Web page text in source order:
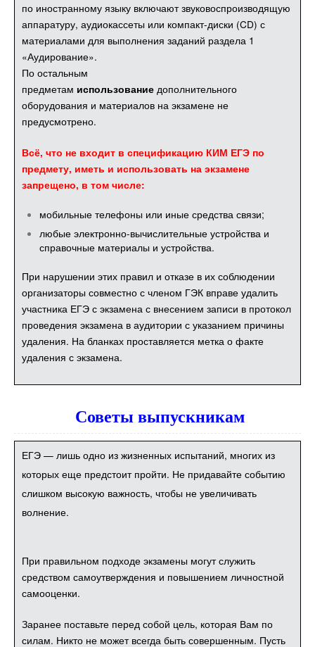
по иностранному языку включают звуковоспроизводящую
аппаратуру, аудиокассеты или компакт-диски (CD) с
материалами для выполнения заданий раздела 1
«Аудирование».
По остальным
предметам использование дополнительного
оборудования и материалов на экзамене не
предусмотрено.
Всё, что не входит в спецификацию КИМ ЕГЭ по
предмету, иметь и использовать на экзамене
запрещено, в том числе:
мобильные телефоны или иные средства связи;
любые электронно-вычислительные устройства и
справочные материалы и устройства.
При нарушении этих правил и отказе в их соблюдении
организаторы совместно с членом ГЭК вправе удалить
участника ЕГЭ с экзамена с внесением записи в протокол
проведения экзамена в аудитории с указанием причины
удаления. На бланках проставляется метка о факте
удаления с экзамена.
Советы выпускникам
ЕГЭ — лишь одно из жизненных испытаний, многих из
которых еще предстоит пройти. Не придавайте событию
слишком высокую важность, чтобы не увеличивать
волнение.
При правильном подходе экзамены могут служить
средством самоутверждения и повышением личностной
самооценки.
Заранее поставьте перед собой цель, которая Вам по
силам. Никто не может всегда быть совершенным. Пусть